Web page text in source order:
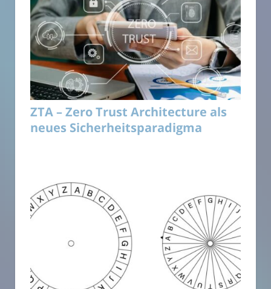
ZTA – Zero Trust Architecture als
neues Sicherheitsparadigma